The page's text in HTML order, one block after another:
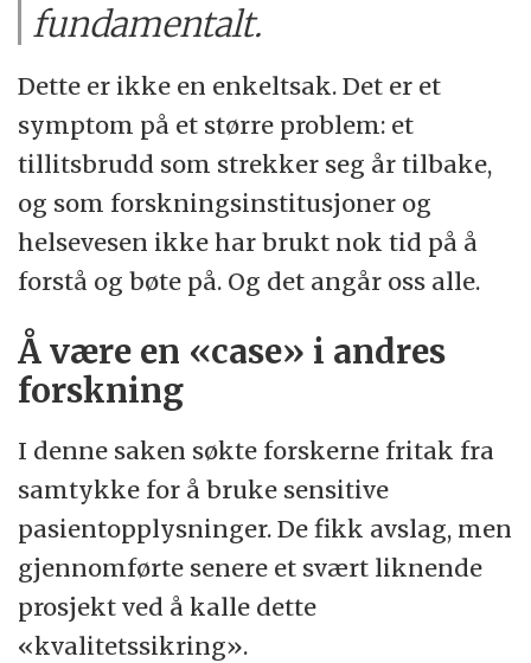
fundamentalt.
Dette er ikke en enkeltsak. Det er et
symptom på et større problem: et
tillitsbrudd som strekker seg år tilbake,
og som forskningsinstitusjoner og
helsevesen ikke har brukt nok tid på å
forstå og bøte på. Og det angår oss alle.
Å være en «case» i andres
forskning
I denne saken søkte forskerne fritak fra
samtykke for å bruke sensitive
pasientopplysninger. De fikk avslag, men
gjennomførte senere et svært liknende
prosjekt ved å kalle dette
«kvalitetssikring».